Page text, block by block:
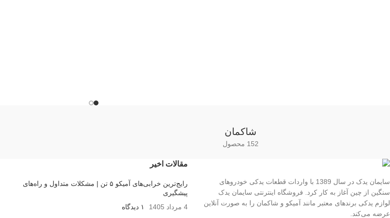
شاکمان
152 محصول
سایمان یدک در سال 1389 با واردات قطعات یدکی خودروهای
سنگین از چین آغاز به کار کرد. فروشگاه اینترنتی سایمان یدک
لوازم یدکی برندهای معتبر مانند آمیکو و شاکمان را به صورت آنلاین
عرضه می‌کند.
مقالات اخیر
رایج‌ترین خرابی‌های آمیکو ۵ تن | مشکلات متداول و راه‌های
پیشگیری
4 مرداد 1405
۱ دیدگاه